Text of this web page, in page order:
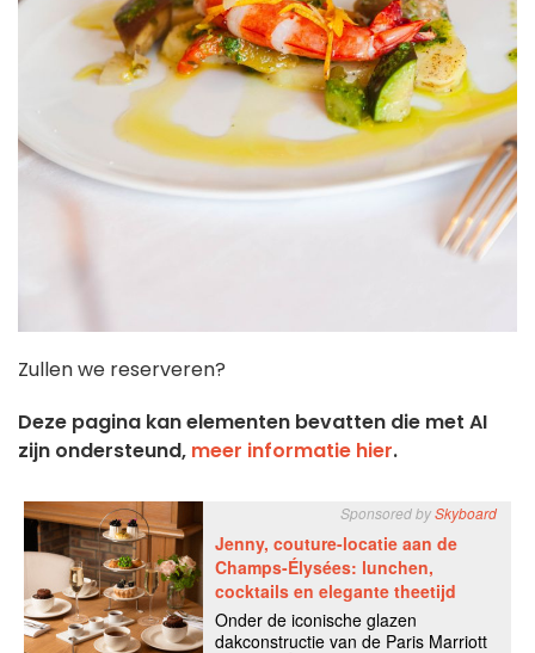
Zullen we reserveren?
Deze pagina kan elementen bevatten die met AI
zijn ondersteund, meer informatie hier.